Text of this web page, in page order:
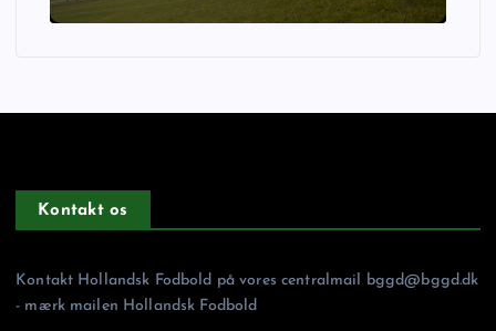
Kontakt os
Kontakt Hollandsk Fodbold på vores centralmail bggd@bggd.dk
- mærk mailen Hollandsk Fodbold